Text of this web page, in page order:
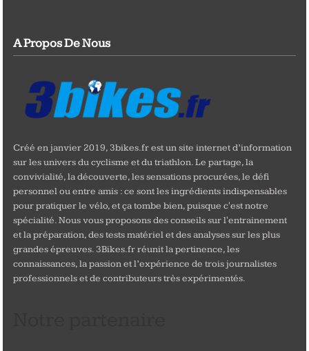
A Propos De Nous
Créé en janvier 2019, 3bikes.fr est un site internet d’information
sur les univers du cyclisme et du triathlon. Le partage, la
convivialité, la découverte, les sensations procurées, le défi
personnel ou entre amis : ce sont les ingrédients indispensables
pour pratiquer le vélo, et ça tombe bien, puisque c'est notre
spécialité. Nous vous proposons des conseils sur l'entrainement
et la préparation, des tests matériel et des analyses sur les plus
grandes épreuves. 3Bikes.fr réunit la pertinence, les
connaissances, la passion et l’expérience de trois journalistes
professionnels et de contributeurs très expérimentés.